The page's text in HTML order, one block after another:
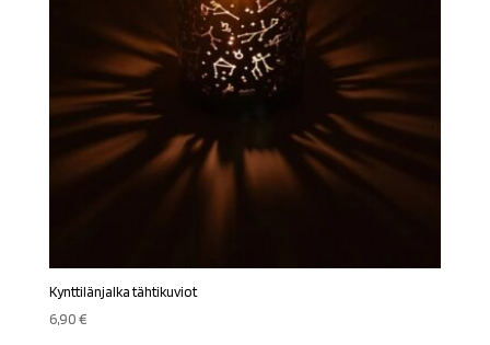
Kynttilänjalka tähtikuviot
6,90€